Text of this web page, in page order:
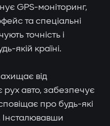
GPS-моніторинг,
та спеціальні
точність і
якій країні.
від
авто, забезпечує
про будь-які
Інсталювавши